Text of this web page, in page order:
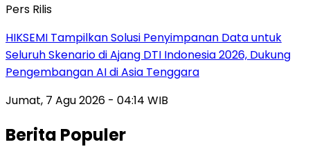
Pers Rilis
HIKSEMI Tampilkan Solusi Penyimpanan Data untuk
Seluruh Skenario di Ajang DTI Indonesia 2026, Dukung
Pengembangan AI di Asia Tenggara
Jumat, 7 Agu 2026 - 04:14 WIB
Berita Populer